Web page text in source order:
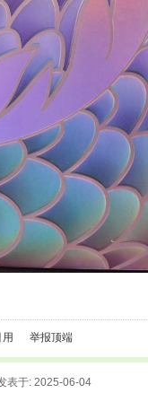
用 举报顶端
表于: 2025-06-04